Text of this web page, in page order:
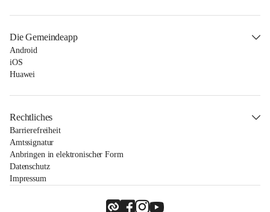
Die Gemeindeapp
Android
iOS
Huawei
Rechtliches
Barrierefreiheit
Amtssignatur
Anbringen in elektronischer Form
Datenschutz
Impressum